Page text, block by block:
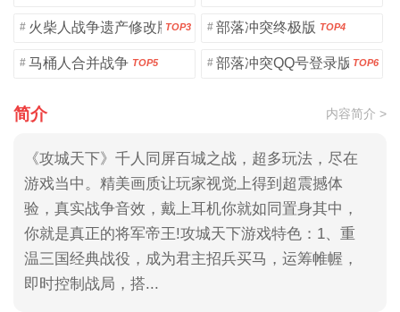
# 火柴人战争遗产修改版TOP3 # 部落冲突终极版 TOP4
# 马桶人合并战争 TOP5 # 部落冲突QQ号登录版 TOP6
简介 内容简介 >
《攻城天下》千人同屏百城之战，超多玩法，尽在
游戏当中。精美画质让玩家视觉上得到超震撼体
验，真实战争音效，戴上耳机你就如同置身其中，
你就是真正的将军帝王!攻城天下游戏特色：1、重
温三国经典战役，成为君主招兵买马，运筹帷幄，
即时控制战局，搭...